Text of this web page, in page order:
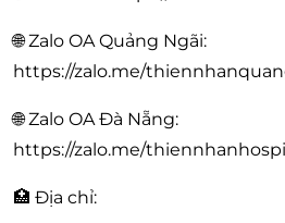
🌐 Zalo OA Quảng Ngãi:
https://zalo.me/
🌐 Zalo OA Đà Nẵng:
https://zalo.me/
🏥 Địa chỉ: